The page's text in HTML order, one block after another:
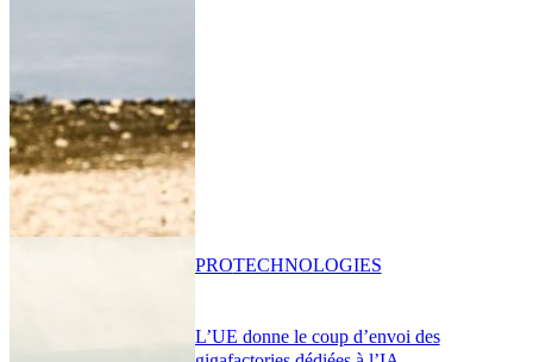
L’UE donne le coup d’envoi des
PROTECHNOLOGIES